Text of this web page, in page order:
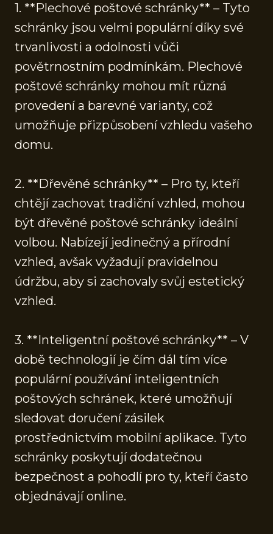
1. **Plechové poštové schránky** – Tyto
schránky jsou velmi populární díky své
trvanlivosti a odolnosti vůči
povětrnostním podmínkám. Plechové
poštové schránky mohou mít různá
provedení a barevné varianty, což
umožňuje přizpůsobení vzhledu vašeho
domu.
2. **Dřevěné schránky** – Pro ty, kteří
chtějí zachovat tradiční vzhled, mohou
být dřevěné poštové schránky ideální
volbou. Nabízejí jedinečný a přírodní
vzhled, avšak vyžadují pravidelnou
údržbu, aby si zachovaly svůj estetický
vzhled.
3. **Inteligentní poštové schránky** – V
době technologií je čím dál tím více
populární používání inteligentních
poštových schránek, které umožňují
sledovat doručení zásilek
prostřednictvím mobilní aplikace. Tyto
schránky poskytují dodatečnou
bezpečnost a pohodlí pro ty, kteří často
objednávají online.